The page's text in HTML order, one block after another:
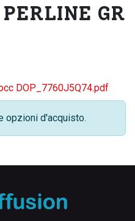
GR
DOP_7760J5Q74.pdf
opzioni d'acquisto.